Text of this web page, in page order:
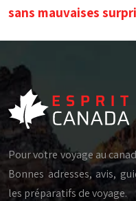
sans mauvaises
Pour votre voyage au
Bonnes adresses, avis,
les préparatifs de voyage.